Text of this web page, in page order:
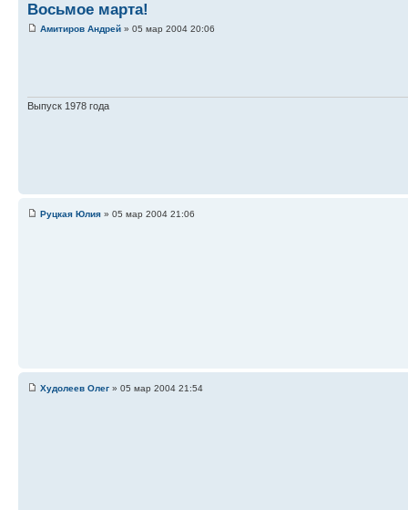
Восьмое марта!
Амитиров Андрей » 05 мар 2004 20:06
Выпуск 1978 года
Руцкая Юлия » 05 мар 2004 21:06
Худолеев Олег » 05 мар 2004 21:54